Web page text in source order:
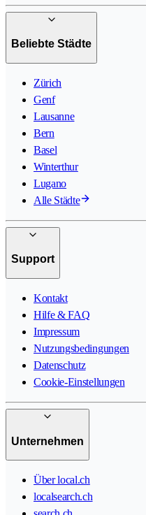
Beliebte Städte
Zürich
Genf
Lausanne
Bern
Basel
Winterthur
Lugano
Alle Städte
Support
Kontakt
Hilfe & FAQ
Impressum
Nutzungsbedingungen
Datenschutz
Cookie-Einstellungen
Unternehmen
Über local.ch
localsearch.ch